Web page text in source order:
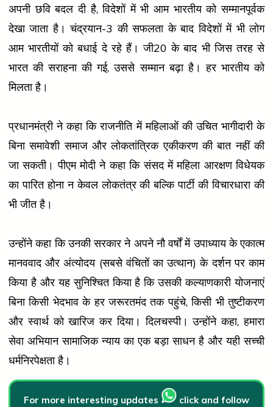
अपनी छवि बदल दी है, विदेशों में भी आम भारतीय को सम्मानपूर्वक
देखा जाता है। चंद्रयान-3 की सफलता के बाद विदेशों में भी लोग
आम भारतीयों को बधाई दे रहे हैं। जी20 के बाद भी जिस तरह से
भारत की सराहना की गई, उससे सम्मान बढ़ा है। हर भारतीय को
मिलता है।
प्रधानमंत्री ने कहा कि राजनीति में महिलाओं की उचित भागीदारी के
बिना समावेशी समाज और लोकतांत्रिक एकीकरण की बात नहीं की
जा सकती। पीएम मोदी ने कहा कि संसद में महिला आरक्षण विधेयक
का पारित होना न केवल लोकतंत्र की बल्कि पार्टी की विचारधारा की
भी जीत है।
उन्होंने कहा कि उनकी सरकार ने अपने नौ वर्षों में उपाध्याय के एकात्म
मानववाद और अंत्योदय (सबसे वंचितों का उत्थान) के दर्शन पर काम
किया है और यह सुनिश्चित किया है कि उसकी कल्याणकारी योजनाएं
बिना किसी भेदभाव के हर जरूरतमंद तक पहुंचे, किसी भी तुष्टीकरण
और स्वार्थ को खारिज कर दिया। दिलचस्पी। उन्होंने कहा, हमारा
सेवा अभियान सामाजिक न्याय का एक बड़ा साधन है और यही सच्ची
धर्मनिरपेक्षता है।
For more interesting updates
click and follow